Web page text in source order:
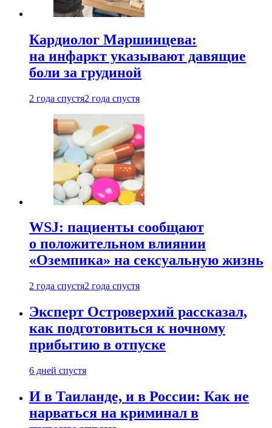
Кардиолог Маршинцева:
на инфаркт указывают давящие
боли за грудиной
2 года спустя2 года спустя
WSJ: пациенты сообщают
о положительном влиянии
«Оземпика» на сексуальную жизнь
2 года спустя2 года спустя
Эксперт Островерхий рассказал,
как подготовиться к ночному
прибытию в отпуске
6 дней спустя
И в Таиланде, и в России: Как не
нарваться на криминал в